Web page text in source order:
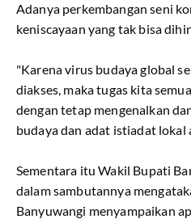
Adanya perkembangan seni
keniscayaan yang tak bisa
"Karena virus budaya global
diakses, maka tugas kita
dengan tetap mengenalkan
budaya dan adat istiadat
Sementara itu Wakil Bupati
dalam sambutannya
Banyuwangi menyampaikan